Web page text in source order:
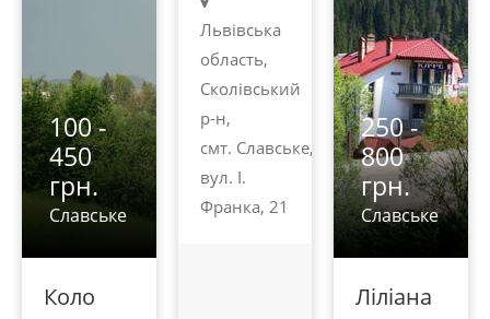
100 -
450
грн.
Славське
Коло
Львівська
область,
Сколівський
р-н,
смт. Славське,
вул. І.
Франка, 21
250 -
800
грн.
Славське
Ліліана